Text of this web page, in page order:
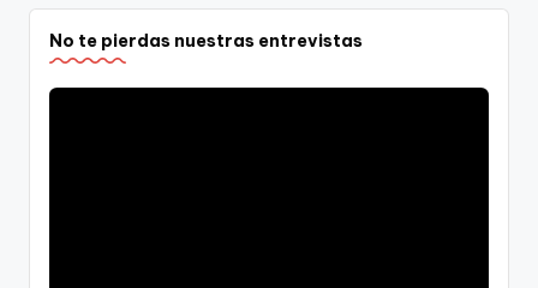
No te pierdas nuestras entrevistas